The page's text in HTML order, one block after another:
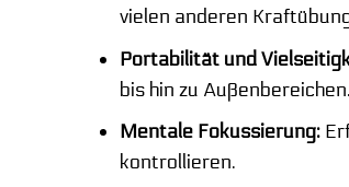
vielen anderen
Portabilität und
bis hin zu Außenbereichen.
Mentale Fokussierung:
kontrollieren.